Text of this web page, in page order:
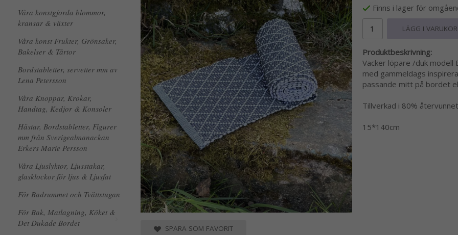
Våra konstgjorda blommor,
kransar & växter
Våra konst Frukter, Grönsaker,
Bakelser & Tårtor
Bordstabletter, servetter mm av
Lena Petersson
Våra Knoppar, Krokar,
Handtag, Kedjor & Konsoler
Hästar, Bordstabletter, Figurer
mm från Sverigealmanackan
Erkers Marie Persson
Våra Ljuslyktor, Ljusstakar,
glasklockor för ljus & Ljusfat
För Badrummet och Tvättstugan
För Bak, Matlagning, Köket &
Det Dukade Bordet
Finns i lager för
LÄGG I
Produktbeskrivning:
Vacker löpare /duk modell
med gammeldags
passande mitt på bordet
Tillverkad i 80%
15*140cm
SPARA SOM FAVORIT